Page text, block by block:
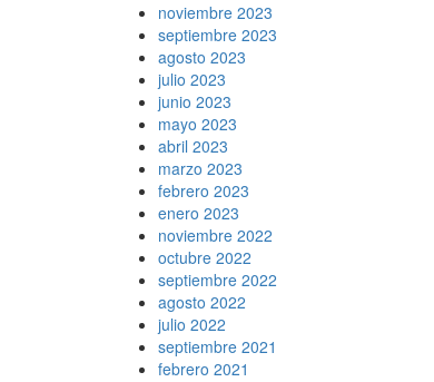
noviembre 2023
septiembre 2023
agosto 2023
julio 2023
junio 2023
mayo 2023
abril 2023
marzo 2023
febrero 2023
enero 2023
noviembre 2022
octubre 2022
septiembre 2022
agosto 2022
julio 2022
septiembre 2021
febrero 2021